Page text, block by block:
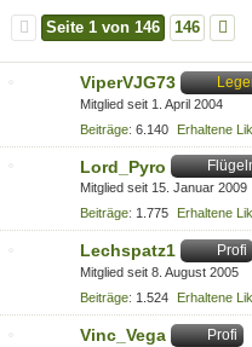
Seite 1 von 146 146
ViperVJG73
Mitglied seit 1. April 2004
Beiträge 6.140 Erhaltene
Lord_Pyro
Mitglied seit 15. Januar 2009
Beiträge 1.775 Erhaltene
Lechspatz1 Profi
Mitglied seit 8. August 2005
Beiträge 1.524 Erhaltene
Vinc_Vega Profi